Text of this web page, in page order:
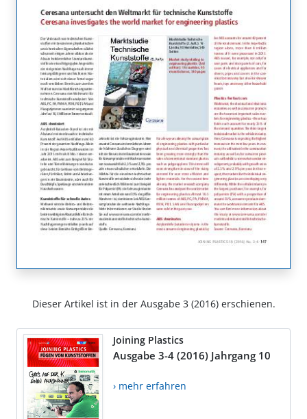
Dieser Artikel ist in der Ausgabe 3 (2016) erschienen.
Joining Plastics
Ausgabe 3-4 (2016) Jahrgang 10
› mehr erfahren